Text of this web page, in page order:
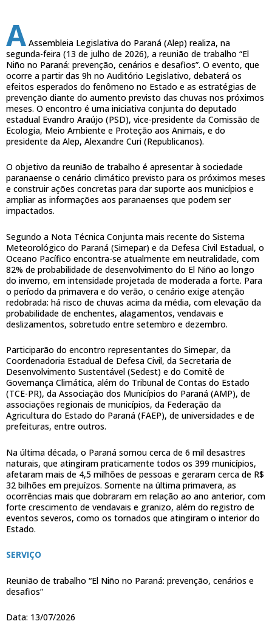
A Assembleia Legislativa do Paraná (Alep) realiza, na
segunda-feira (13 de julho de 2026), a reunião de trabalho “El
Niño no Paraná: prevenção, cenários e desafios”. O evento, que
ocorre a partir das 9h no Auditório Legislativo, debaterá os
efeitos esperados do fenômeno no Estado e as estratégias de
prevenção diante do aumento previsto das chuvas nos próximos
meses. O encontro é uma iniciativa conjunta do deputado
estadual Evandro Araújo (PSD), vice-presidente da Comissão de
Ecologia, Meio Ambiente e Proteção aos Animais, e do
presidente da Alep, Alexandre Curi (Republicanos).
O objetivo da reunião de trabalho é apresentar à sociedade
paranaense o cenário climático previsto para os próximos meses
e construir ações concretas para dar suporte aos municípios e
ampliar as informações aos paranaenses que podem ser
impactados.
Segundo a Nota Técnica Conjunta mais recente do Sistema
Meteorológico do Paraná (Simepar) e da Defesa Civil Estadual, o
Oceano Pacífico encontra-se atualmente em neutralidade, com
82% de probabilidade de desenvolvimento do El Niño ao longo
do inverno, em intensidade projetada de moderada a forte. Para
o período da primavera e do verão, o cenário exige atenção
redobrada: há risco de chuvas acima da média, com elevação da
probabilidade de enchentes, alagamentos, vendavais e
deslizamentos, sobretudo entre setembro e dezembro.
Participarão do encontro representantes do Simepar, da
Coordenadoria Estadual de Defesa Civil, da Secretaria de
Desenvolvimento Sustentável (Sedest) e do Comitê de
Governança Climática, além do Tribunal de Contas do Estado
(TCE-PR), da Associação dos Municípios do Paraná (AMP), de
associações regionais de municípios, da Federação da
Agricultura do Estado do Paraná (FAEP), de universidades e de
prefeituras, entre outros.
Na última década, o Paraná somou cerca de 6 mil desastres
naturais, que atingiram praticamente todos os 399 municípios,
afetaram mais de 4,5 milhões de pessoas e geraram cerca de R$
32 bilhões em prejuízos. Somente na última primavera, as
ocorrências mais que dobraram em relação ao ano anterior, com
forte crescimento de vendavais e granizo, além do registro de
eventos severos, como os tornados que atingiram o interior do
Estado.
SERVIÇO
Reunião de trabalho “El Niño no Paraná: prevenção, cenários e
desafios”
Data: 13/07/2026